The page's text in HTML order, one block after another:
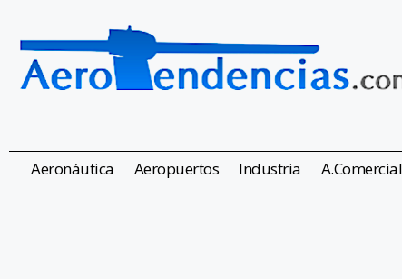
Aeronáutica Aeropuertos Industria A.Comercial